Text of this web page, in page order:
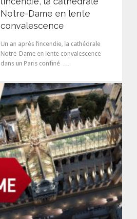
Notre-Dame en lente
convalescence
Un an après l’incendie, la cathédrale
Notre-Dame en lente convalescence
dans un Paris confiné …